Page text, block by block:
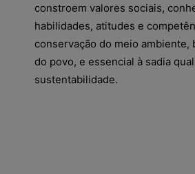
constroem valores sociais,
habilidades, atitudes e
conservação do meio ambiente,
do povo, e essencial à sadia
sustentabilidade.